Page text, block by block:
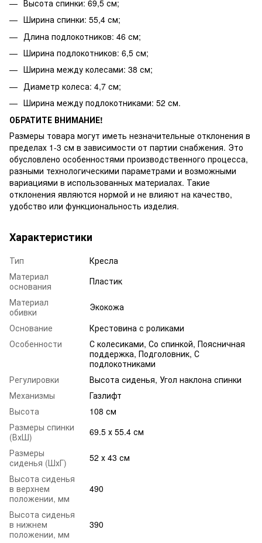
Высота спинки: 69,5 см;
Ширина спинки: 55,4 см;
Длина подлокотников: 46 см;
Ширина подлокотников: 6,5 см;
Ширина между колесами: 38 см;
Диаметр колеса: 4,7 см;
Ширина между подлокотниками: 52 см.
ОБРАТИТЕ ВНИМАНИЕ!
Размеры товара могут иметь незначительные отклонения в
пределах 1-3 см в зависимости от партии снабжения. Это
обусловлено особенностями производственного процесса,
разными технологическими параметрами и возможными
вариациями в использованных материалах. Такие
отклонения являются нормой и не влияют на качество,
удобство или функциональность изделия.
Характеристики
Тип
Кресла
Материал
основания
Пластик
Материал
обивки
Экокожа
Основание
Крестовина с роликами
Особенности
С колесиками, Со спинкой, Поясничная
поддержка, Подголовник, С
подлокотниками
Регулировки
Высота сиденья, Угол наклона спинки
Механизмы
Газлифт
Высота
108 см
Размеры спинки
(ВхШ)
69.5 х 55.4 см
Размеры
сиденья (ШхГ)
52 х 43 см
Высота сиденья
в верхнем
положении, мм
490
Высота сиденья
в нижнем
положении, мм
390